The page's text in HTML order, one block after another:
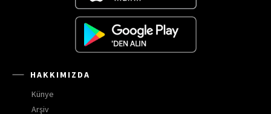
HAKKIMIZDA
Künye
Arşiv